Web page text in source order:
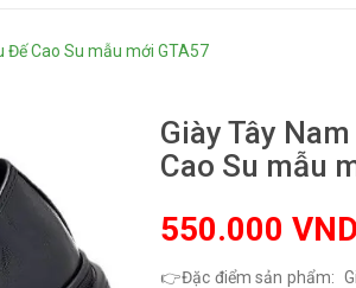
Đế Cao Su mẫu mới GTA57
Giày Tây
Cao Su mẫu
550.000 VND
👉Đặc điểm sản phẩm: